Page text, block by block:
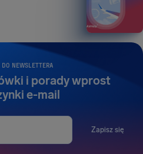
NEWSLETTERA
i porady wprost
e-mail
Zapisz się